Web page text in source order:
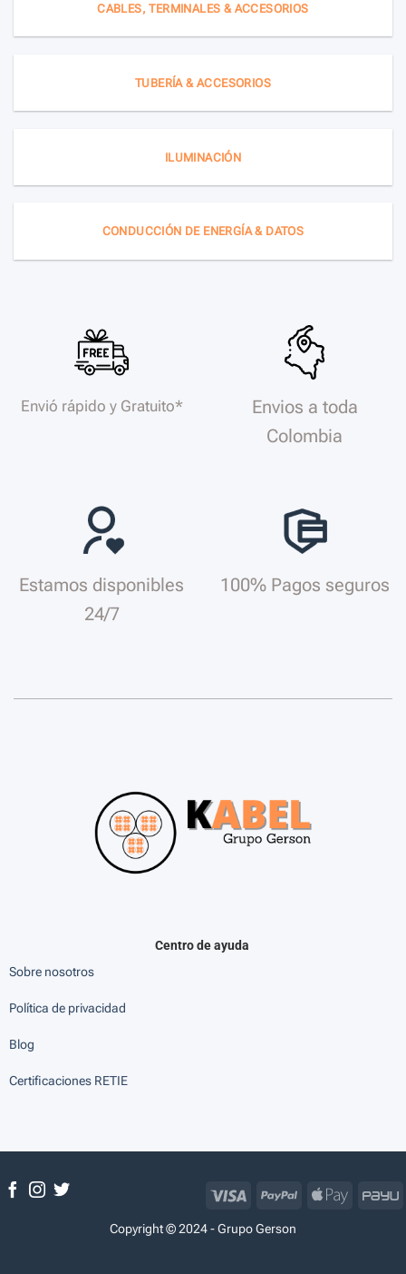
CABLES, TERMINALES & ACCESORIOS
TUBERÍA & ACCESORIOS
ILUMINACIÓN
CONDUCCIÓN DE ENERGÍA & DATOS
Envió rápido y Gratuito*
Envios a toda
Colombia
Estamos disponibles
24/7
100% Pagos seguros
Centro de ayuda
Sobre nosotros
Política de privacidad
Blog
Certificaciones RETIE
Copyright © 2024 - Grupo Gerson
Visa PayPal
Apple